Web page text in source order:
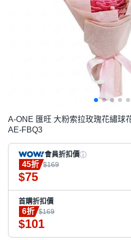
A-ONE 匯旺 大粉索拉玫瑰花繡球
AE-FBQ3
會員折扣價
45折 $169
$75
首購折扣價
6折 $169
$101